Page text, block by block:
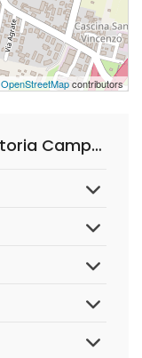
OpenStreetMapcontributors
Domande Frequenti su Trattoria Campagna 1873